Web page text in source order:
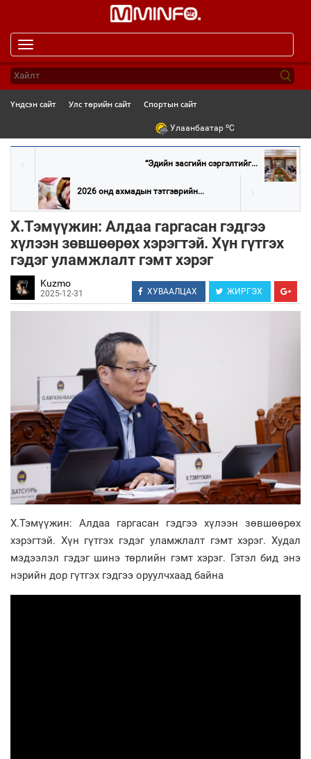
navigation
Үндсэн сайт Улс төрийн сайт Спортын сайт
Улаанбаатар oC
“Эдийн засгийн сэргэлтийг...
2026 онд ахмадын тэтгэврийн...
Х.Тэмүүжин: Алдаа гаргасан гэдгээ
хүлээн зөвшөөрөх хэрэгтэй. Хүн гүтгэх
гэдэг уламжлалт гэмт хэрэг
Kuzmo
2025-12-31 ХУВААЛЦАХ ЖИРГЭХ
Х.Тэмүүжин: Алдаа гаргасан гэдгээ хүлээн зөвшөөрөх
хэрэгтэй. Хүн гүтгэх гэдэг уламжлалт гэмт хэрэг. Худал
мэдээлэл гэдэг шинэ төрлийн гэмт хэрэг. Гэтэл бид энэ
нэрийн дор гүтгэх гэдгээ оруулчхаад байна